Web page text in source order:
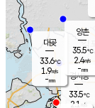
경서동
33.5℃
2.1 m/s
대곶
33.6℃
1.9m/s
-mm
양촌
35.5℃
2.4m/s
-mm